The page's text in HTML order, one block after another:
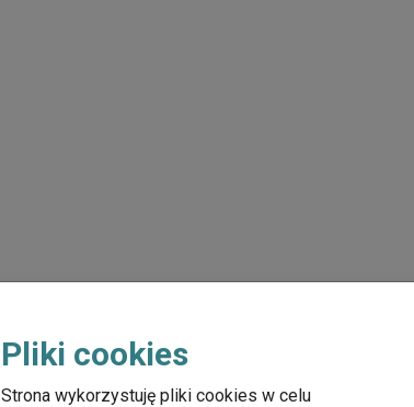
Pliki cookies
Strona wykorzystuję pliki cookies w celu